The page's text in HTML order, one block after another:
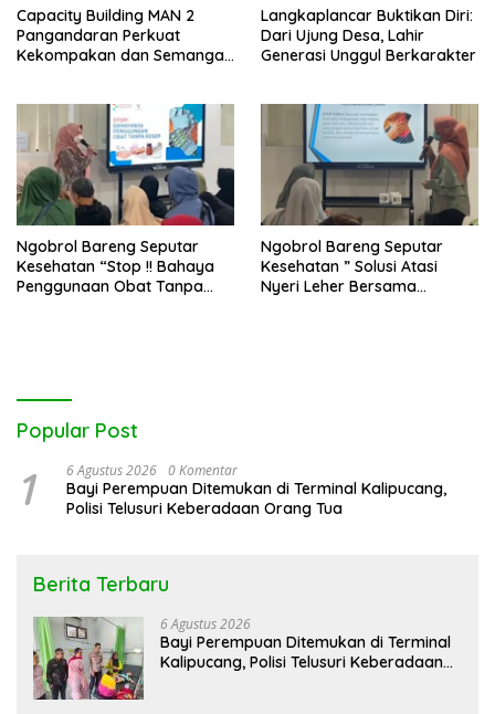
Capacity Building MAN 2
Pangandaran Perkuat
Kekompakan dan Semangat
Langkaplancar Buktikan Diri:
Dari Ujung Desa, Lahir
Generasi Unggul Berkarakter
Ngobrol Bareng Seputar
Kesehatan “Stop !! Bahaya
Penggunaan Obat Tanpa
Ngobrol Bareng Seputar
Kesehatan ” Solusi Atasi
Nyeri Leher Bersama
Popular Post
1 6 Agustus 2026 0 Komentar
Bayi Perempuan Ditemukan di Terminal Kalipucang,
Polisi Telusuri Keberadaan Orang Tua
Berita Terbaru
6 Agustus 2026
Bayi Perempuan Ditemukan di Terminal
Kalipucang, Polisi Telusuri Keberadaan